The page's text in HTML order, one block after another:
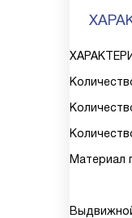
Материал